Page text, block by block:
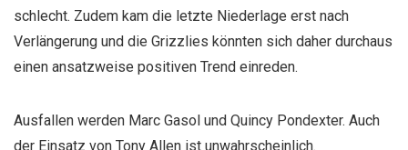
schlecht. Zudem kam die letzte Niederlage erst nach
Verlängerung und die Grizzlies könnten sich daher durchaus
einen ansatzweise positiven Trend einreden.
Ausfallen werden Marc Gasol und Quincy Pondexter. Auch
der Einsatz von Tony Allen ist unwahrscheinlich.